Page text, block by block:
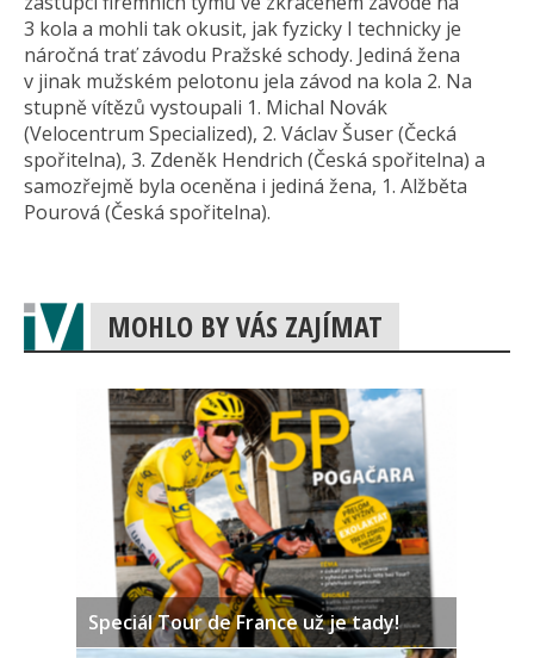
3 kola a mohli tak okusit, jak fyzicky I technicky je
náročná trať závodu Pražské schody. Jediná žena
v jinak mužském pelotonu jela závod na kola 2. Na
stupně vítězů vystoupali 1. Michal Novák
(Velocentrum Specialized), 2. Václav Šuser (Čecká
spořitelna), 3. Zdeněk Hendrich (Česká spořitelna) a
samozřejmě byla oceněna i jediná žena, 1. Alžběta
Pourová (Česká spořitelna).
MOHLO BY VÁS ZAJÍMAT
Speciál Tour de France už je tady!